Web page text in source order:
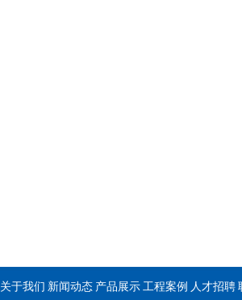
关于我们 新闻动态 产品展示 工程案例 人才招聘